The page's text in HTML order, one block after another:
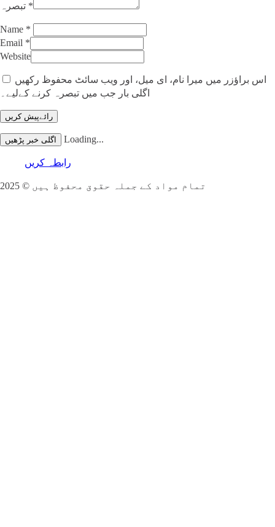
تبصرہ *
Name *
Email *
Website
اس براؤزر میں میرا نام، ای میل، اور ویب سائٹ محفوظ رکھیں
اگلی بار جب میں تبصرہ کرنے کےلیے۔
اگلی خبر پڑھیں Loading...
رابطہ کریں
تمام مواد کے جملہ حقوق محفوظ ہیں © 2025